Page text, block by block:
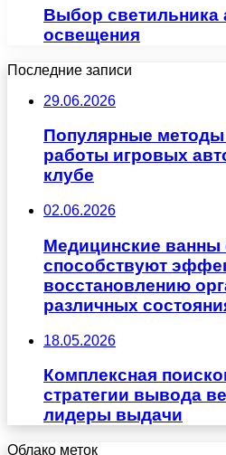
Выбор светильника
освещения
Последние записи
29.06.2026
Популярные методы
работы игровых
клубе
02.06.2026
Медицинские ванны
способствуют
восстановлению
различных
18.05.2026
Комплексная
стратегии вывода
лидеры выдачи
Облако меток